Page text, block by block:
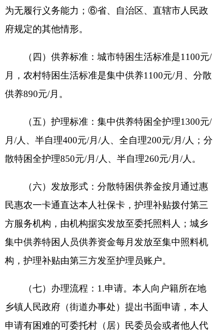
处）对申请人或者其代理人提交的材料进行审查，
通过入户调查、邻里访问、信函索证、信息核对等
养、抚养、扶养状况等进行调查核实，并提出初审
意见。初审意见在申请人所在村（社区）公示 7 天，
将初审意见连同申请、调查核实等相关材料报送县
民政部门。 3. 审核确认。
县（市）民政局对上报的
的比例随机抽查核实，提出确认意见。不符合条
件、不予同意的，书面告知申请人或者其代理人并
养待遇，并通过乡镇人民政府（街道办事处）在申
请人所在村（社区）公布。
可同时享受城乡居民基本养老保险、基本医疗保险
等社会保险和高龄津贴等社会福利待遇。纳入特困
策；纳入孤儿基本生活保障范围的，不再适用特困
人员救助供养政策。纳入特困救助供养的残疾人，
停发困难残疾人生活补贴、重度残疾人护理补贴；